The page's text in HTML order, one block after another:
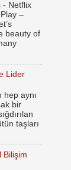
- Netflix
–
beauty of
Lider
hep aynı
bir
taşları
Bilişim